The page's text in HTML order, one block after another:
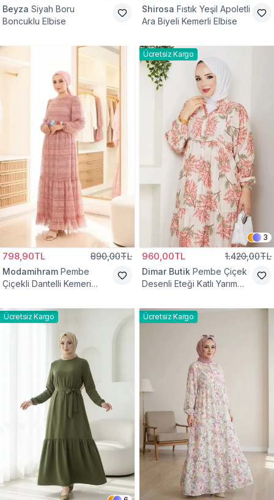
Beyza Siyah Boru
Boncuklu Elbise
Shirosa Fıstık Yeşil Apoletli
Ara Biyeli Kemerli Elbise
798,90TL 890,00TL
Modamihram Pembe
Çiçekli Dantelli Kemeri
Ücretsiz Kargo
3
960,00TL 1.420,00TL
Dimar Butik Pembe Çiçek
Desenli Eteği Katlı Yarım
Ücretsiz Kargo Ücretsiz Kargo